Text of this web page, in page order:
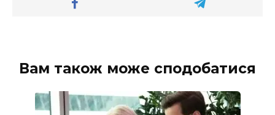
Вам також може сподобатися